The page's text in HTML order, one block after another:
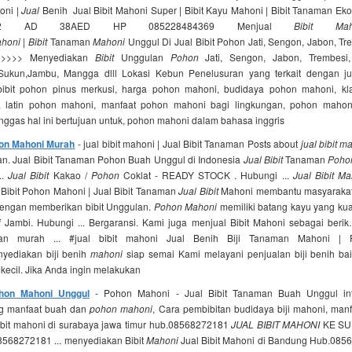
|Jual Benih Jual Bibit Mahoni Super | Bibit Kayu Mahoni | Bibit Tanaman
38AED HP 085228484369 Menjual Bibit
| BibitTanamanMahoni Unggul Di Jual Bibit Pohon Jati, Sengon, Jabon,
Menyediakan BibitUnggulan PohonJati, Sengon, Jabon,
Mangga dlll Lokasi Kebun Penelusuran yang terkait dengan
pohon pinus merkusi, harga pohon mahoni, budidaya pohon mahoni,
latin pohon mahoni, manfaat pohon mahoni bagi lingkungan, pohon
hal ini bertujuan untuk, pohon mahoni dalam bahasa inggris
Mahoni Murah - jual bibit mahoni | Jual Bibit Tanaman Posts about jual bibit
Jual Bibit Tanaman Pohon Buah Unggul di Indonesia Jual BibitTanaman
Jual BibitKakao / PohonCoklat - READY STOCK . Hubungi ... Jual Bibit
Pohon Mahoni | Jual Bibit Tanaman Jual BibitMahoni membantu
memberikan bibit Unggulan. Pohon Mahoni memiliki batang kayu yang
Jambi. Hubungi ... Bergaransi. Kami juga menjual Bibit Mahoni sebagai
murah ... #jual bibit mahoni Jual Benih Biji Tanaman Mahoni |
biji benihmahoni siap semai Kami melayani penjualan biji benih
Jika Anda ingin melakukan
Mahoni Unggul - Pohon Mahoni - Jual Bibit Tanaman Buah Unggul
manfaat buah danpohon mahoni, Cara pembibitan budidaya biji mahoni,
mahoni di surabaya jawa timur hub.08568272181JUAL BIBIT MAHONIKE
... menyediakan BibitMahoniJual Bibit Mahoni di Bandung